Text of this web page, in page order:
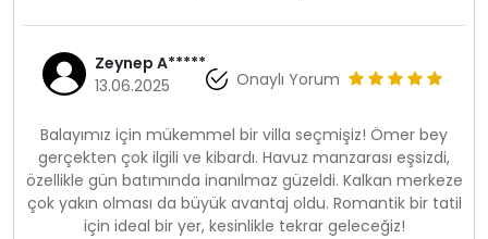
Zeynep A*****
13.06.2025
Onaylı Yorum
Balayımız için mükemmel bir villa seçmişiz! Ömer bey
gerçekten çok ilgili ve kibardı. Havuz manzarası eşsizdi,
özellikle gün batımında inanılmaz güzeldi. Kalkan merkeze
çok yakın olması da büyük avantaj oldu. Romantik bir tatil
için ideal bir yer, kesinlikle tekrar geleceğiz!